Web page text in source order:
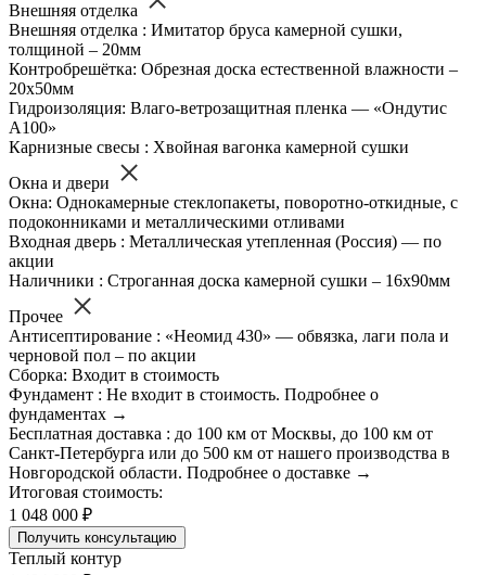
Внешняя отделка
Внешняя отделка : Имитатор бруса камерной сушки,
толщиной – 20мм
Контробрешётка: Обрезная доска естественной влажности –
20х50мм
Гидроизоляция: Влаго-ветрозащитная пленка — «Ондутис
А100»
Карнизные свесы : Хвойная вагонка камерной сушки
Окна и двери
Окна: Однокамерные стеклопакеты, поворотно-откидные, с
подоконниками и металлическими отливами
Входная дверь : Металлическая утепленная (Россия) — по
акции
Наличники : Строганная доска камерной сушки – 16х90мм
Прочее
Антисептирование : «Неомид 430» — обвязка, лаги пола и
черновой пол – по акции
Сборка: Входит в стоимость
Фундамент : Не входит в стоимость. Подробнее о
фундаментах →
Бесплатная доставка : до 100 км от Москвы, до 100 км от
Санкт-Петербурга или до 500 км от нашего производства в
Новгородской области. Подробнее о доставке →
Итоговая стоимость:
1 048 000 ₽
Получить консультацию
Теплый контур